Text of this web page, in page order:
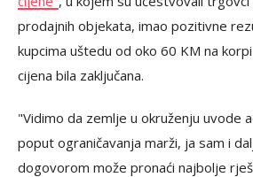
prodajnih objekata, imao pozitivne
kupcima uštedu od oko 60 KM na
cijena bila zaključana.
"Vidimo da zemlje u okruženju uvode
poput ograničavanja marži, ja sam i
dogovorom može pronaći najbolje